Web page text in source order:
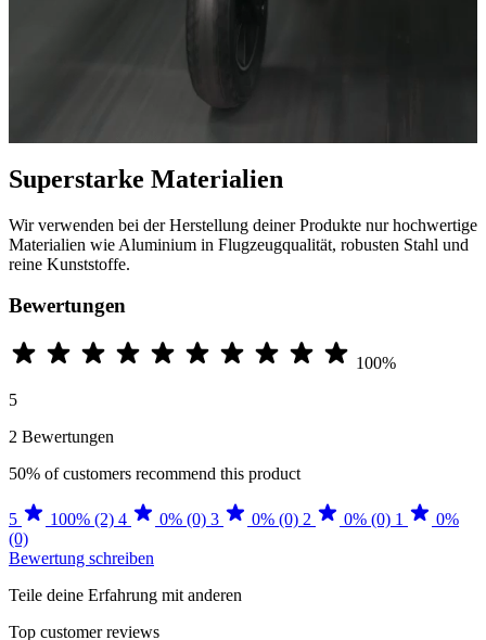
Superstarke Materialien
Wir verwenden bei der Herstellung deiner Produkte nur hochwertige
Materialien wie Aluminium in Flugzeugqualität, robusten Stahl und
reine Kunststoffe.
Bewertungen
100%
5
2 Bewertungen
50% of customers recommend this product
5 100% (2) 4 0% (0) 3 0% (0) 2 0% (0) 1
0%
(0)
Bewertung schreiben
Teile deine Erfahrung mit anderen
Top customer reviews